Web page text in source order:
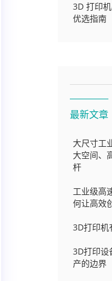
3D 打印
优选指南
最新文章
大尺寸工
大空间、
杆
工业级高
何让高效
3D打印机
3D打印设
产的边界